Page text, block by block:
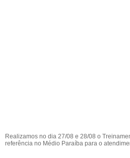
Realizamos no dia 27/08 e 28/08 o
referência no Médio Paraíba para o